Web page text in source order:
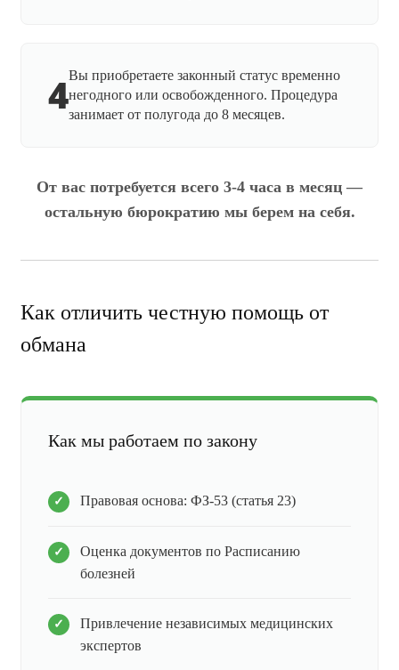
4Вы приобретаете законный статус временно
негодного или освобожденного. Процедура
занимает от полугода до 8 месяцев.
От вас потребуется всего 3-4 часа в месяц —
остальную бюрократию мы берем на себя.
Как отличить честную помощь от
обмана
Как мы работаем по закону
Правовая основа: ФЗ-53 (статья 23)
Оценка документов по Расписанию
болезней
Привлечение независимых медицинских
экспертов